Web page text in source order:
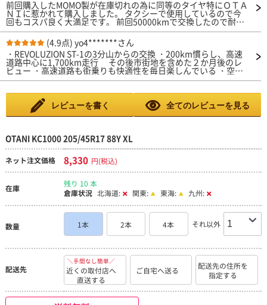
前回購入したMOMO製が在庫切れの為に同等のタイヤ特にＯＴＡ
ＮＩに惹かれて購入しました。 タクシーで使用しているので今
回もコスパ良く大満足です。 前回50000kmで交換したので耐久
性も同等を期待します。
(4.9点) yo4*******さん
・REVOLUZION ST-1の3分山からの交換 ・200km慣らし、高速
道路中心に1,700km走行 その後市街地を含めた２か月後のレ
ビュー ・高速道路も街乗りも快適性を毎日楽しんでいる ・空気
圧は、高速道路向けに前輪2.6bar、 後輪2.9Barに設定 ・ドラ
以上の感触 ・燃費は18km/L超え ・AUTOWAYのカタログのレー
ダーチャートを 選択指針にして本当に良かった
レビューを書く 全てのレビューを見る
OTANI KC1000 205/45R17 88Y XL
ネット注文価格 8,330 円(税込)
在庫
残り 10 本
倉庫状況 北海道: 関東: 東海: 九州:
数量 1本 2本 4本 それ以外
配送先
＼手間なし簡単／
近くの取付店へ
直送する
ご自宅へ送る
配送先の住所を
指定する